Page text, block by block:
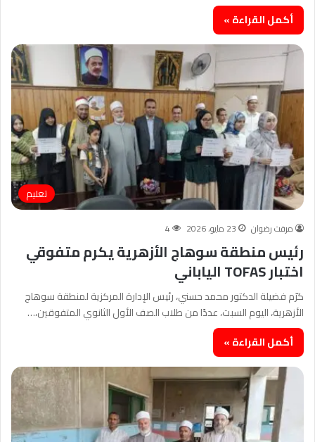
أكمل القراءة »
تعليم
مرفت رضوان 23 مايو، 2026 4
رئيس منطقة سوهاج الأزهرية يكرم متفوقي
اختبار TOFAS الياباني
كرّم فضيلة الدكتور محمد حسني، رئيس الإدارة المركزية لمنطقة سوهاج
الأزهرية، اليوم السبت، عددًا من طلاب الصف الأول الثانوي المتفوقين،…
أكمل القراءة »